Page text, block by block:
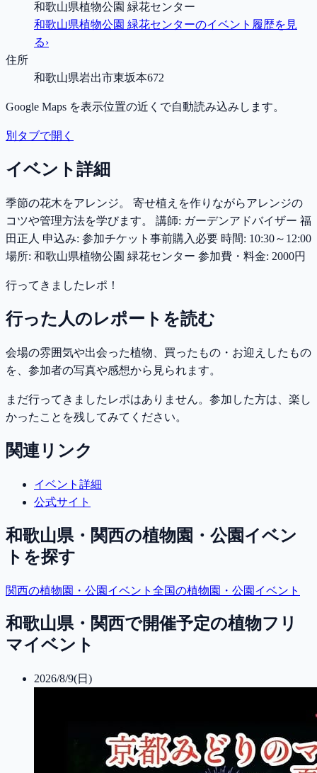
和歌山県植物公園 緑花センター
和歌山県植物公園 緑花センターのイベント履歴を見
る›
住所
和歌山県岩出市東坂本672
Google Maps を表示位置の近くで自動読み込みします。
別タブで開く
イベント詳細
季節の花木をアレンジ。 寄せ植えを作りながらアレンジの
コツや管理方法を学びます。 講師: ガーデンアドバイザー 福
田正人 申込み: 参加チケット事前購入必要 時間: 10:30～12:00
場所: 和歌山県植物公園 緑花センター 参加費・料金: 2000円
行ってきましたレポ！
行った人のレポートを読む
会場の雰囲気や出会った植物、買ったもの・お迎えしたもの
を、参加者の写真や感想から見られます。
まだ行ってきましたレポはありません。参加した方は、楽し
かったことを残してみてください。
関連リンク
イベント詳細
公式サイト
和歌山県・関西の植物園・公園イベン
トを探す
関西の植物園・公園イベント 全国の植物園・公園イベント
和歌山県・関西で開催予定の植物フリ
マイベント
2026/8/9(日)